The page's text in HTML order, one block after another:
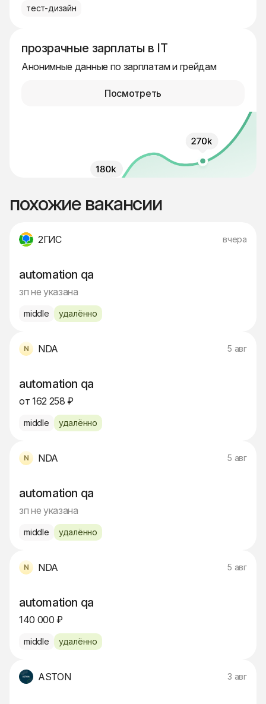
тест-дизайн
прозрачные зарплаты в IT
Анонимные данные по зарплатам и грейдам
Посмотреть
похожие вакансии
2ГИС вчера
automation qa
зп не указана
middle удалённо
NDA 5 авг
automation qa
от 162 258 ₽
middle удалённо
NDA 5 авг
automation qa
зп не указана
middle удалённо
NDA 5 авг
automation qa
140 000 ₽
middle удалённо
ASTON 3 авг